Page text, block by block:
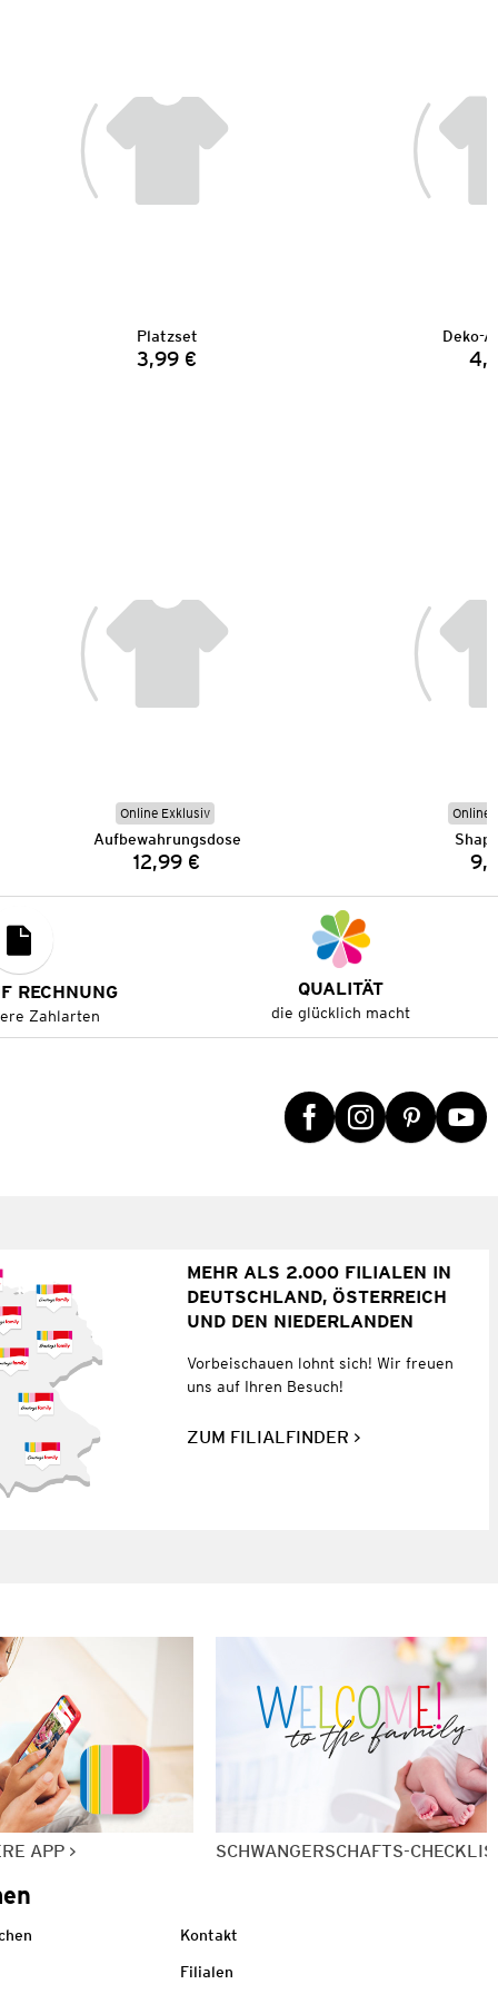
Platzset
Preis:
3,99 €
Deko-
Online Exklusiv
Aufbewahrungsdose
Preis:
12,99 €
Online
RECHNUNG
Zahlarten
QUALITÄT
die glücklich macht
MEHR ALS 2.000 FILIALEN IN
DEUTSCHLAND, ÖSTERREICH
UND DEN NIEDERLANDEN
Vorbeischauen lohnt sich! Wir freuen
uns auf Ihren Besuch!
ZUM FILIALFINDER
APP SCHWANGERSCHAFTS-
Kontakt
Filialen